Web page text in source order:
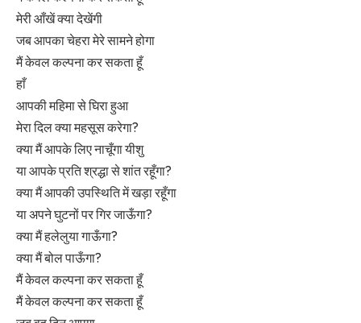
मेरी आँखें क्या देखेंगी
जब आपका चेहरा मेरे सामने होगा
मैं केवल कल्पना कर सकता हूँ
हाँ
आपकी महिमा से घिरा हुआ
मेरा दिल क्या महसूस करेगा?
क्या मैं आपके लिए नाचूँगा यीशु
या आपके प्रति श्रद्धा से शांत रहूँगा?
क्या मैं आपकी उपस्थिति में खड़ा रहूँगा
या अपने घुटनों पर गिर जाऊँगा?
क्या मैं हलेलुया गाऊँगा?
क्या मैं बोल पाऊँगा?
मैं केवल कल्पना कर सकता हूँ
मैं केवल कल्पना कर सकता हूँ